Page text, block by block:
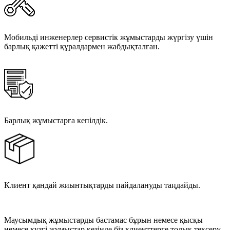
Мобильді инженерлер сервистік жұмыстарды жүргізу үшін
барлық қажетті құралдармен жабдықталған.
Барлық жұмыстарға кепілдік.
Клиент қандай жиынтықтарды пайдалануды таңдайды.
Маусымдық жұмыстарды бастамас бұрын немесе қысқы